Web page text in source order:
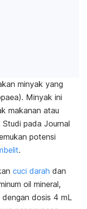
minyak yang
). Minyak ini
makanan atau
Studi pada Journal
potensi
.
cuci darah dan
oil mineral,
dengan dosis 4 mL